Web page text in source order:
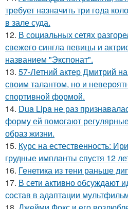
требует назначить три года
в зале суда.
12. В социальных сетях
свежего сингла певицы и
названием "Экспонат".
13. 57-Летний актер Дмитрий
своим талантом, но и
спортивной формой.
14. Dua Lipa не раз
форму ей помогают
образ жизни.
15. Курс на естественность:
грудные импланты спустя 12
16. Генетика из тени раньше
17. В сети активно обсуждают
состав в адаптации